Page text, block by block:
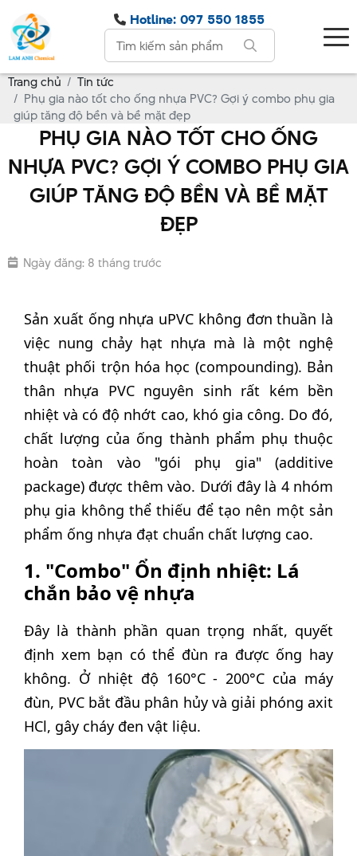
Hotline: 097 550 1855
Trang chủ
Tin tức
Phụ gia nào tốt cho ống nhựa PVC? Gợi ý combo phụ gia
giúp tăng độ bền và bề mặt đẹp
PHỤ GIA NÀO TỐT CHO ỐNG
NHỰA PVC? GỢI Ý COMBO PHỤ GIA
GIÚP TĂNG ĐỘ BỀN VÀ BỀ MẶT
ĐẸP
Ngày đăng: 8 tháng trước
Sản xuất ống nhựa uPVC không đơn thuần là
việc nung chảy hạt nhựa mà là một nghệ
thuật phối trộn hóa học (compounding). Bản
thân nhựa PVC nguyên sinh rất kém bền
nhiệt và có độ nhớt cao, khó gia công. Do đó,
chất lượng của ống thành phẩm phụ thuộc
hoàn toàn vào "gói phụ gia" (additive
package) được thêm vào. Dưới đây là 4 nhóm
phụ gia không thể thiếu để tạo nên một sản
phẩm ống nhựa đạt chuẩn chất lượng cao.
1. "Combo" Ổn định nhiệt: Lá
chắn bảo vệ nhựa
Đây là thành phần quan trọng nhất, quyết
định xem bạn có thể đùn ra được ống hay
không. Ở nhiệt độ 160°C - 200°C của máy
đùn, PVC bắt đầu phân hủy và giải phóng axit
HCl, gây cháy đen vật liệu.